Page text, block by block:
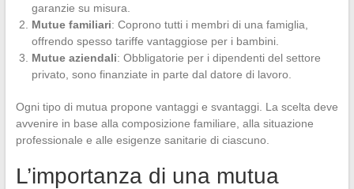
garanzie su misura.
Mutue familiari: Coprono tutti i membri di una famiglia,
offrendo spesso tariffe vantaggiose per i bambini.
Mutue aziendali: Obbligatorie per i dipendenti del settore
privato, sono finanziate in parte dal datore di lavoro.
Ogni tipo di mutua propone vantaggi e svantaggi. La scelta deve
avvenire in base alla composizione familiare, alla situazione
professionale e alle esigenze sanitarie di ciascuno.
L’importanza di una mutua